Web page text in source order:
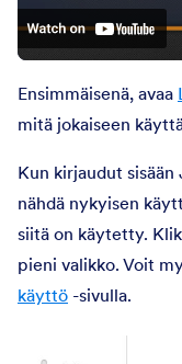
Ensimmäisenä, avaa
mitä jokaiseen
Kun kirjaudut
nähdä nykyisen
siitä on käytetty.
pieni valikko. Voit
käyttö -sivulla.